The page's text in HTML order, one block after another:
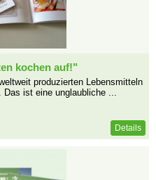
kochen auf!"
produzierten Lebensmitteln
ist eine unglaubliche ...
Details